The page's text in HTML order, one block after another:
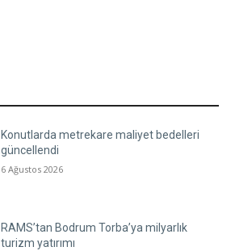
Konutlarda metrekare maliyet bedelleri
güncellendi
6 Ağustos 2026
RAMS’tan Bodrum Torba’ya milyarlık
turizm yatırımı